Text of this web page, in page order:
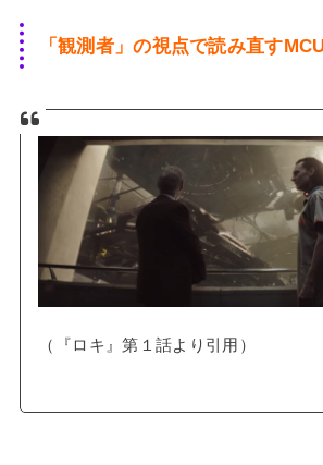
「観測者」の視点で読み直す
（『ロキ』第１話より引用）